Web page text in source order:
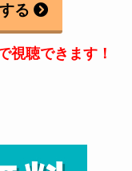
る
視聴できます！